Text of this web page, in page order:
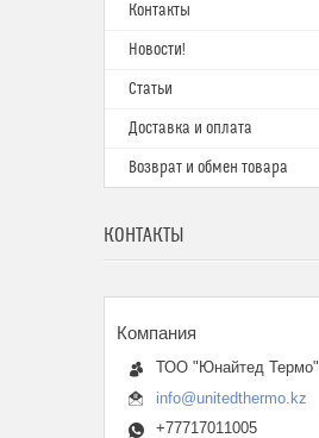
Контакты
Новости!
Статьи
Доставка и оплата
Возврат и обмен товара
КОНТАКТЫ
ТОО "Юнайтед Термо"
info@unitedthermo.kz
+77717011005